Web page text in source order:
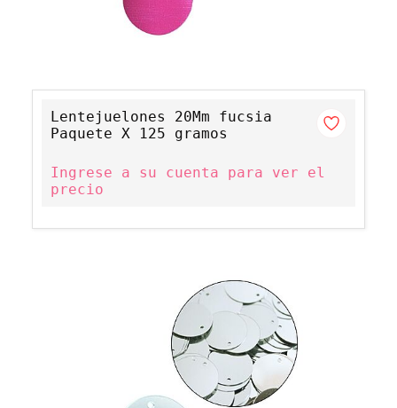
Lentejuelones 20Mm fucsia
Paquete X 125 gramos
Ingrese a su cuenta para ver el
precio